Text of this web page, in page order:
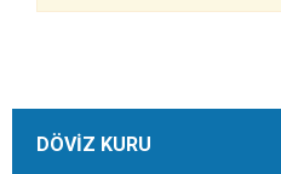
DÖVİZ KURU